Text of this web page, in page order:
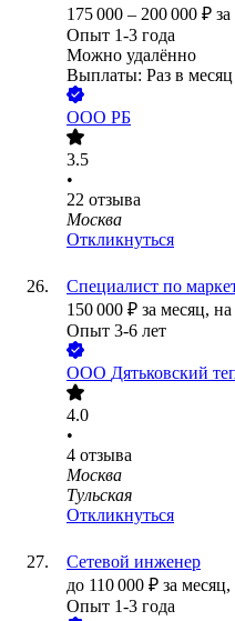
175 000 – 200 000 ₽
Опыт 1-3 года
Можно удалённо
Выплаты: Раз в месяц
ООО РБ
3.5
•
22 отзыва
Москва
Откликнуться
Специалист по
150 000 ₽ за месяц, на
Опыт 3-6 лет
ООО Дятьковский
4.0
•
4 отзыва
Москва
Тульская
Откликнуться
Сетевой инженер
до 110 000 ₽ за месяц,
Опыт 1-3 года